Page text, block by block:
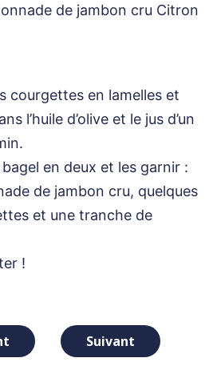
de jambon cru Citron
courgettes en lamelles et
l’huile d’olive et le jus d’un
en deux et les garnir :
de jambon cru, quelques
et une tranche de
!
Suivant